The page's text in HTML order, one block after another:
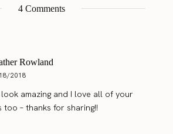
4 Comments
Rowland
2018
amazing and I love all of your
– thanks for sharing!!